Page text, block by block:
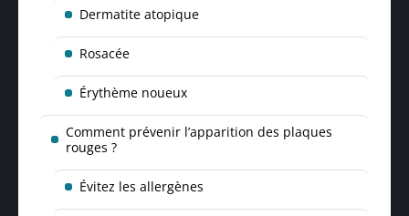
Dermatite atopique
Rosacée
Érythème noueux
Comment prévenir l’apparition des plaques
rouges ?
Évitez les allergènes